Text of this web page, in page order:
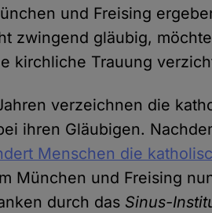
und Freising
zwingend gläubig,
kirchliche Trauung
verzeichnen die
ihren Gläubigen.
Menschen die
München und Freising
durch das Sinus-